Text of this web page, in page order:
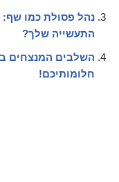
נהל פסולת כמו שף:
התעשייה שלך?
השלבים המנצחים
חלומותיכם!